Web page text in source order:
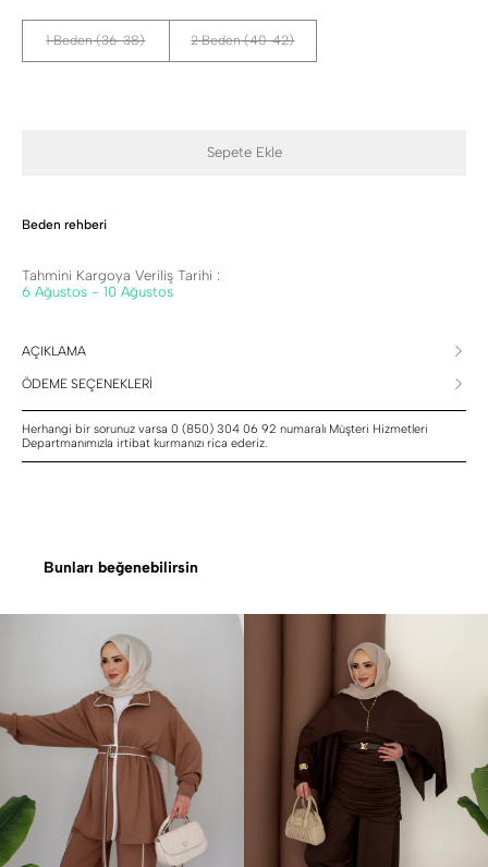
1 Beden (36-38) 2 Beden (40-42)
Sepete Ekle
Beden rehberi
Tahmini Kargoya Veriliş Tarihi :
6 Ağustos - 10 Ağustos
AÇIKLAMA
ÖDEME SEÇENEKLERİ
Herhangi bir sorunuz varsa 0 (850) 304 06 92 numaralı Müşteri Hizmetleri
Departmanımızla irtibat kurmanızı rica ederiz.
Bunları beğenebilirsin